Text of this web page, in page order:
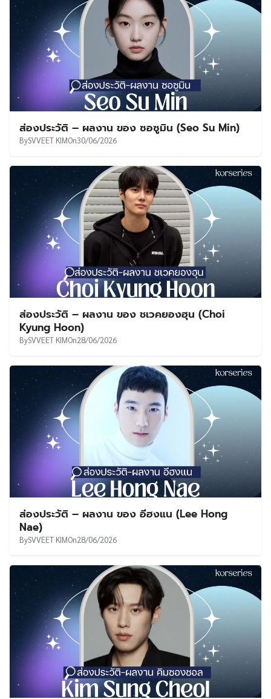
ส่องประวัติ – ผลงาน ของ ซอซูมิน (Seo Su Min)
BySVVEET KIMOn30/06/2026
ส่องประวัติ – ผลงาน ของ ชเวคยองฮุน (Choi
Kyung Hoon)
BySVVEET KIMOn28/06/2026
ส่องประวัติ – ผลงาน ของ อีฮงแน (Lee Hong
Nae)
BySVVEET KIMOn28/06/2026